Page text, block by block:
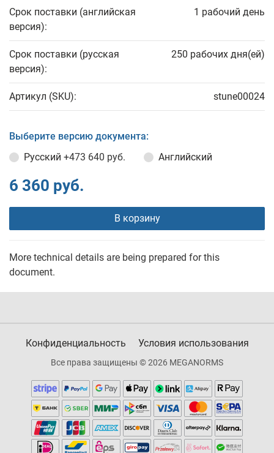
Срок поставки (английская
версия):
1 рабочий день
Срок поставки (русская
версия):
250 рабочих дня(ей)
Артикул (SKU): stune00024
Выберите версию документа:
Русский +473 640 руб. Английский
6 360 руб.
В корзину
More technical details are being prepared for this
document.
Конфиденциальность Условия использования
Все права защищены © 2026 MEGANORMS